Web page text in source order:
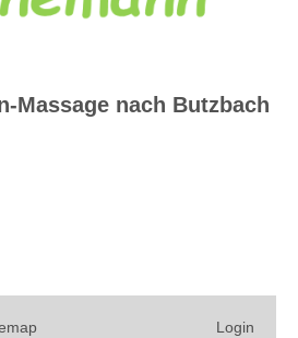
Massage nach Butzbach
Login